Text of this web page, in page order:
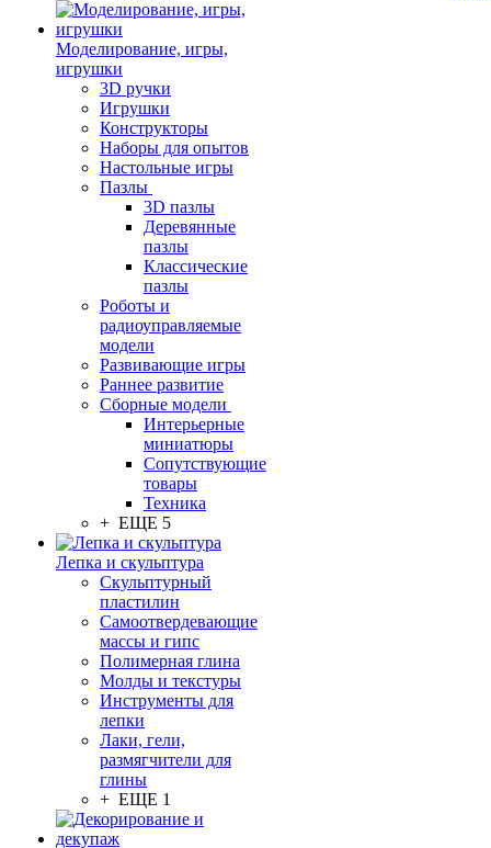
Моделирование, игры,
игрушки
3D ручки
Игрушки
Конструкторы
Наборы для опытов
Настольные игры
Пазлы
3D пазлы
Деревянные
пазлы
Классические
пазлы
Роботы и
радиоуправляемые
модели
Развивающие игры
Раннее развитие
Сборные модели
Интерьерные
миниатюры
Сопутствующие
товары
Техника
+ ЕЩЕ 5
Лепка и скульптура
Скульптурный
пластилин
Самоотвердевающие
массы и гипс
Полимерная глина
Молды и текстуры
Инструменты для
лепки
Лаки, гели,
размягчители для
глины
+ ЕЩЕ 1